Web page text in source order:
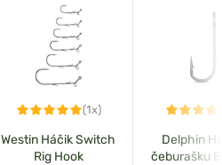
(1x)
Westin Háčik Switch
Rig Hook
Delphin
čeburašku